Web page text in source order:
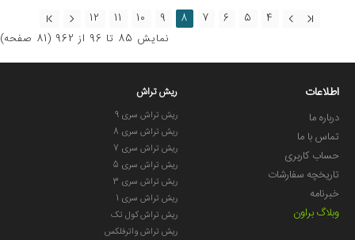
4
5
6
7
8
9
10
11
12
نمايش 85 تا 96 از 962 (81 صفحه)
اطلاعات
درباره ما
تماس با ما
حساب کاربری
تاریخچه سفارشات
خبرنامه
وبلاگ براون
ریش تراش
ریش تراش سری 9
ریش تراش سری 8
ریش تراش سری 7
ریش تراش سری 5
ریش تراش سری 3
ریش تراش سری 1
ریش تراش کول تک
ریش تراش واترفلکس